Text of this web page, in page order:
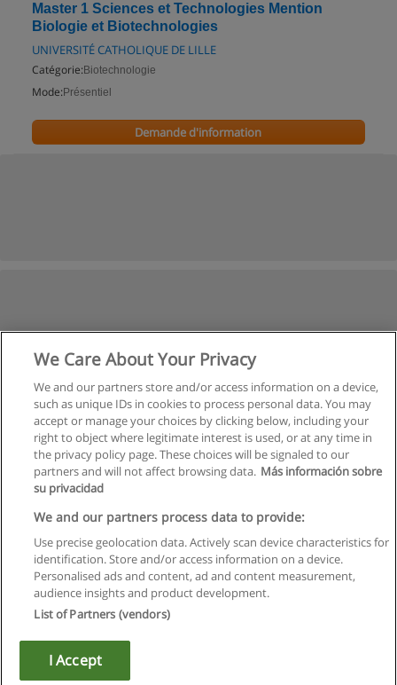
Master 1 Sciences et Technologies Mention
Biologie et Biotechnologies
UNIVERSITÉ CATHOLIQUE DE LILLE
Catégorie: Biotechnologie
Mode: Présentiel
Demande d'information
Règles d'utilisation
Confidentialité des données
Copyright © Educaedu Business S.L. - CIF : B-95610580: -
We Care About Your Privacy
We and our partners store and/or access information on a device,
such as unique IDs in cookies to process personal data. You may
accept or manage your choices by clicking below, including your
right to object where legitimate interest is used, or at any time in
the privacy policy page. These choices will be signaled to our
partners and will not affect browsing data. Más información sobre
su privacidad
We and our partners process data to provide:
Use precise geolocation data. Actively scan device characteristics for
identification. Store and/or access information on a device.
Personalised ads and content, ad and content measurement,
audience insights and product development.
List of Partners (vendors)
I Accept